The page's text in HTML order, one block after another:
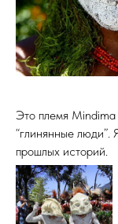
Это племя
“глинянные
прошлых историй.